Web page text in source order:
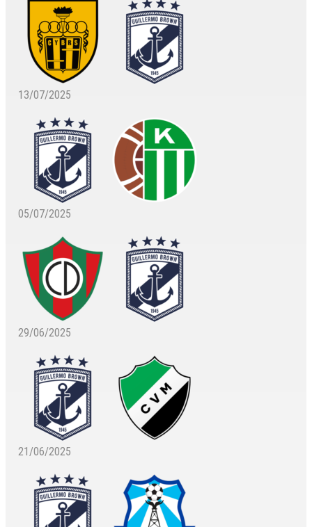
13/07/2025
05/07/2025
29/06/2025
21/06/2025